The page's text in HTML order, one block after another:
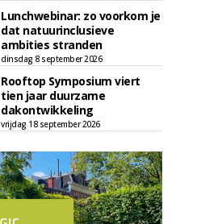
Lunchwebinar: zo voorkom je
dat natuurinclusieve
ambities stranden
dinsdag 8 september 2026
Rooftop Symposium viert
tien jaar duurzame
dakontwikkeling
vrijdag 18 september 2026